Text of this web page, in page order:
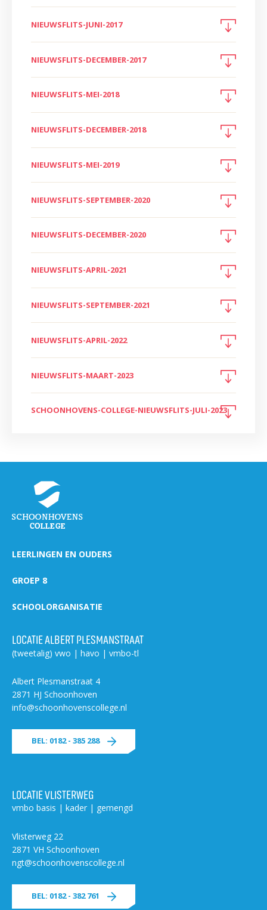
NIEUWSFLITS-JUNI-2017
NIEUWSFLITS-DECEMBER-2017
NIEUWSFLITS-MEI-2018
NIEUWSFLITS-DECEMBER-2018
NIEUWSFLITS-MEI-2019
NIEUWSFLITS-SEPTEMBER-2020
NIEUWSFLITS-DECEMBER-2020
NIEUWSFLITS-APRIL-2021
NIEUWSFLITS-SEPTEMBER-2021
NIEUWSFLITS-APRIL-2022
NIEUWSFLITS-MAART-2023
SCHOONHOVENS-COLLEGE-NIEUWSFLITS-JULI-2023
LEERLINGEN EN OUDERS
GROEP 8
SCHOOLORGANISATIE
LOCATIE ALBERT PLESMANSTRAAT
(tweetalig) vwo | havo | vmbo-tl
Albert Plesmanstraat 4
2871 HJ Schoonhoven
info@schoonhovenscollege.nl
BEL: 0182 - 385 288
LOCATIE VLISTERWEG
vmbo basis | kader | gemengd
Vlisterweg 22
2871 VH Schoonhoven
ngt@schoonhovenscollege.nl
BEL: 0182 - 382 761